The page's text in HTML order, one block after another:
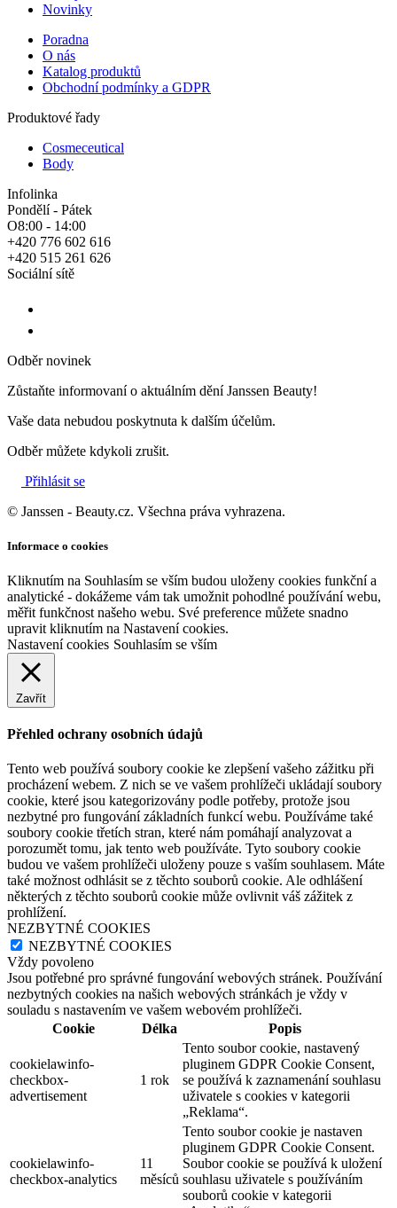
Novinky
Poradna
O nás
Katalog produktů
Obchodní podmínky a GDPR
Produktové řady
Cosmeceutical
Body
Infolinka
Pondělí - Pátek
O8:00 - 14:00
+420 776 602 616
+420 515 261 626
Sociální sítě
Odběr novinek
Zůstaňte informovaní o aktuálním dění Janssen Beauty!
Vaše data nebudou poskytnuta k dalším účelům.
Odběr můžete kdykoli zrušit.
Přihlásit se
© Janssen - Beauty.cz. Všechna práva vyhrazena.
Informace o cookies
Kliknutím na Souhlasím se vším budou uloženy cookies funkční a
analytické - dokážeme vám tak umožnit pohodlné používání webu,
měřit funkčnost našeho webu. Své preference můžete snadno
upravit kliknutím na Nastavení cookies.
Nastavení cookies Souhlasím se vším
Zavřít
Přehled ochrany osobních údajů
Tento web používá soubory cookie ke zlepšení vašeho zážitku při
procházení webem. Z nich se ve vašem prohlížeči ukládají soubory
cookie, které jsou kategorizovány podle potřeby, protože jsou
nezbytné pro fungování základních funkcí webu. Používáme také
soubory cookie třetích stran, které nám pomáhají analyzovat a
porozumět tomu, jak tento web používáte. Tyto soubory cookie
budou ve vašem prohlížeči uloženy pouze s vaším souhlasem. Máte
také možnost odhlásit se z těchto souborů cookie. Ale odhlášení
některých z těchto souborů cookie může ovlivnit váš zážitek z
prohlížení.
NEZBYTNÉ COOKIES
NEZBYTNÉ COOKIES
Vždy povoleno
Jsou potřebné pro správné fungování webových stránek. Používání
nezbytných cookies na našich webových stránkách je vždy v
souladu s nastavením ve vašem webovém prohlížeči.
Cookie
Délka Popis
cookielawinfo-
checkbox-
advertisement
1 rok
Tento soubor cookie, nastavený
pluginem GDPR Cookie Consent,
se používá k zaznamenání souhlasu
uživatele s cookies v kategorii
„Reklama“.
cookielawinfo-
checkbox-analytics
11
měsíců
Tento soubor cookie je nastaven
pluginem GDPR Cookie Consent.
Soubor cookie se používá k uložení
souhlasu uživatele s používáním
souborů cookie v kategorii